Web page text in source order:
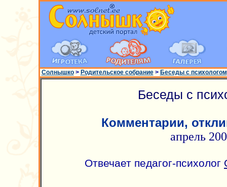
Солнышко> Родительское собрание> Беседы с психологом
Беседы с
Комментарии,
апрель
Отвечает педагог-психолог